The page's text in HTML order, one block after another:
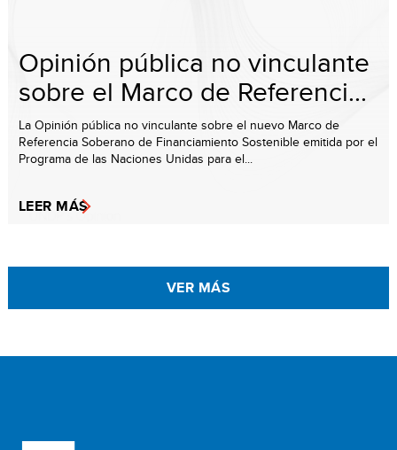
Opinión pública no vinculante
sobre el Marco de Referenci...
La Opinión pública no vinculante sobre el nuevo Marco de
Referencia Soberano de Financiamiento Sostenible emitida por el
Programa de las Naciones Unidas para el...
LEER MÁS
VER MÁS